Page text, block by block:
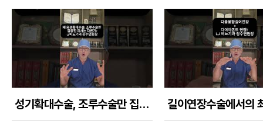
성기확대수술, 조루수술만 집중해온 의사는 무엇이 다른가?